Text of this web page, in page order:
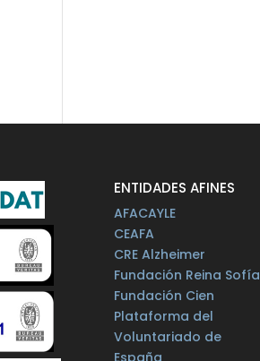
ENTIDADES AFINES
AFACAYLE
CEAFA
CRE Alzheimer
Fundación Reina Sofía
Fundación Cien
Plataforma del
Voluntariado de